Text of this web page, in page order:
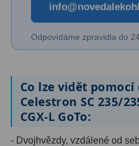
Kamery3
Mikroskopicke sady
Meteostanice 52
Domácí21
Odpovídáme zpravidla do
Co lze vidět
Celestron SC 235/
CGX-L GoTo:
- Dvojhvězdy, vzdálené od